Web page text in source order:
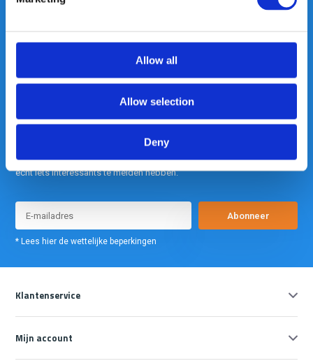
Allow all
Allow selection
Deny
is onze kracht.
info@gearpoint.nl
Meld je nu aan voor onze nieuwsbrief. We sturen deze alleen als we
echt iets interessants te melden hebben.
Abonneer
* Lees hier de wettelijke beperkingen
Klantenservice
Mijn account